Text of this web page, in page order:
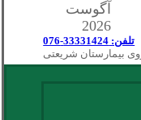
آگوست
2026
تلفن: 33331424-076
بیمارستان شریعتی